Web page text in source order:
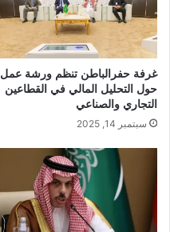
غرفة حفرالباطن تنظم ورشة عمل
حول التحليل المالي في القطاعين
التجاري والصناعي
سبتمبر 14, 2025